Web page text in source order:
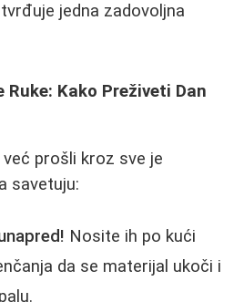
jedna zadovoljna
Kako Preživeti Dan
prošli kroz sve je
savetuju:
Nosite ih po kući
da se materijal ukoči i